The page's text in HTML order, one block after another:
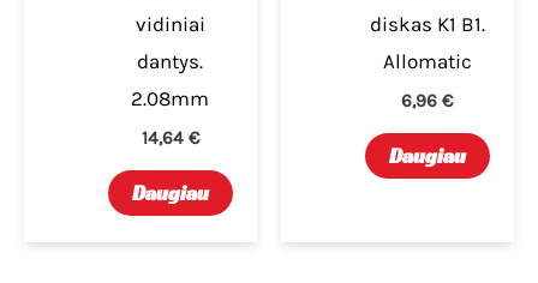
vidiniai
dantys.
2.08mm
14,64 €
Daugiau
diskas K1 B1.
Allomatic
6,96€
Daugiau